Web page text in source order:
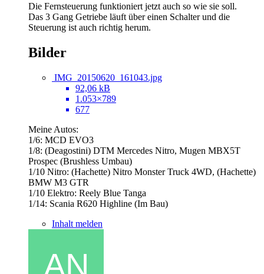
Die Fernsteuerung funktioniert jetzt auch so wie sie soll.
Das 3 Gang Getriebe läuft über einen Schalter und die
Steuerung ist auch richtig herum.
Bilder
IMG_20150620_161043.jpg
92,06 kB
1.053×789
677
Meine Autos:
1/6: MCD EVO3
1/8: (Deagostini) DTM Mercedes Nitro, Mugen MBX5T
Prospec (Brushless Umbau)
1/10 Nitro: (Hachette) Nitro Monster Truck 4WD, (Hachette)
BMW M3 GTR
1/10 Elektro: Reely Blue Tanga
1/14: Scania R620 Highline (Im Bau)
Inhalt melden